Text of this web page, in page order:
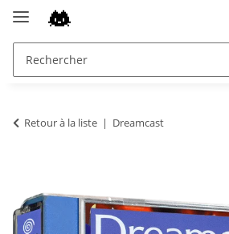
Retour à la liste Dreamcast